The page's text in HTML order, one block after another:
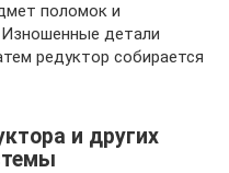
поломок и
Изношенные детали
редуктор собирается
и других